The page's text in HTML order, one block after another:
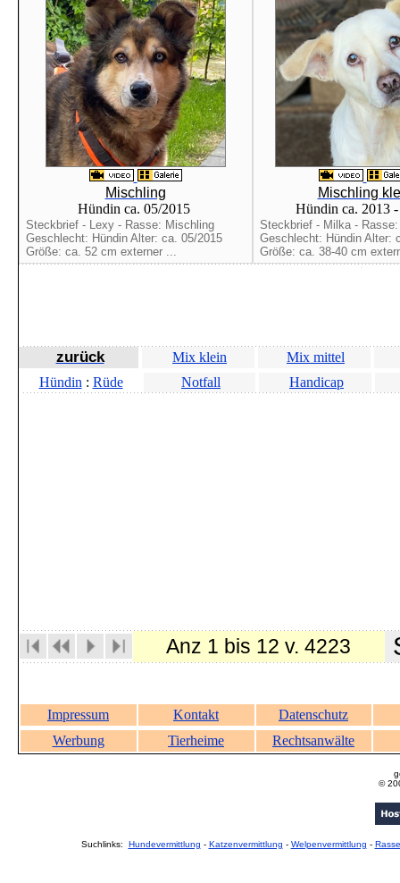
Mischling
Hündin ca. 05/2015
Steckbrief - Lexy - Rasse: Mischling
Geschlecht: Hündin Alter: ca. 05/2015
Größe: ca. 52 cm externer ...
Mischling
Hündin ca. 2013
Steckbrief - Milka -
Geschlecht: Hündin Alter:
Größe: ca. 38-40 cm
zurück Mix klein
Mix mittel
Hündin : Rüde Notfall Handicap
Anz 1 bis 12 v. 4223
Impressum Kontakt
Datenschutz
Werbung
Tierheime Rechtsanwälte
©
Suchlinks: Hundevermittlung - Katzenvermittlung - Welpenvermittlung -